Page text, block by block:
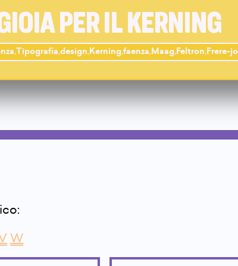
PER IL KERNING
,Tipografia,design, Kerning,faenza, Maag, Feltron, Frere-
W